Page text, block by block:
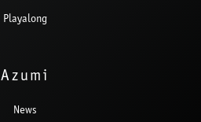
Playalong
Azumi
News